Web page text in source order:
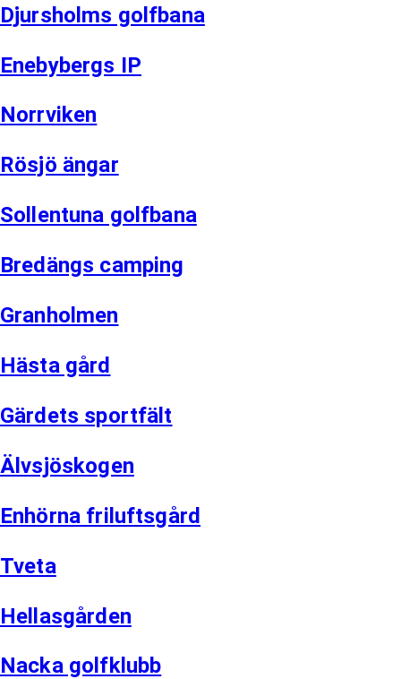
Djursholms golfbana
Enebybergs IP
Norrviken
Rösjö ängar
Sollentuna golfbana
Bredängs camping
Granholmen
Hästa gård
Gärdets sportfält
Älvsjöskogen
Enhörna friluftsgård
Tveta
Hellasgården
Nacka golfklubb